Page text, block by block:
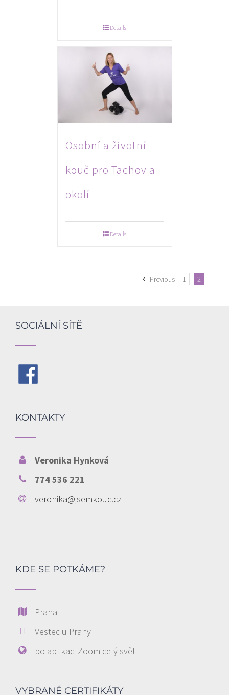
Details
Osobní a životní
kouč pro Tachov a
okolí
Details
Previous 1 2
SOCIÁLNÍ SÍTĚ
KONTAKTY
Veronika Hynková
774 536 221
veronika@jsemkouc.cz
KDE SE POTKÁME?
Praha
Vestec u Prahy
po aplikaci Zoom celý svět
VYBRANÉ CERTIFIKÁTY